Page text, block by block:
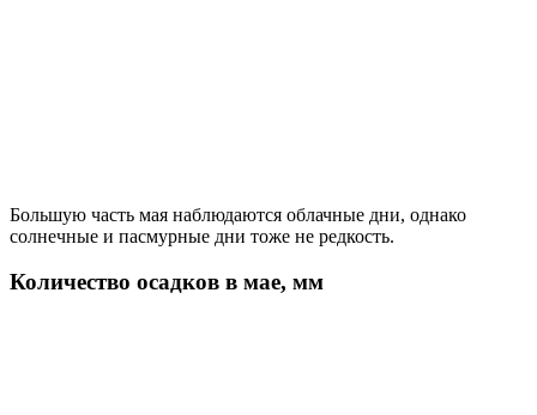
Большую часть мая наблюдаются облачные дни, однако
солнечные и пасмурные дни тоже не редкость.
Количество осадков в мае, мм